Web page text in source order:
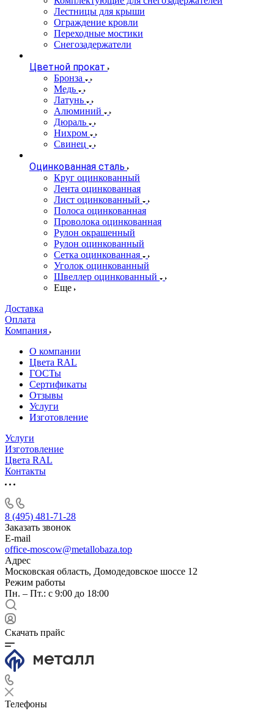
Лестницы для крыши
Ограждение кровли
Переходные мостики
Снегозадержатели
Цветной прокат
Бронза
Медь
Латунь
Алюминий
Дюраль
Нихром
Свинец
Оцинкованная сталь
Круг оцинкованный
Лента оцинкованная
Лист оцинкованный
Полоса оцинкованная
Проволока оцинкованная
Рулон окрашенный
Рулон оцинкованный
Сетка оцинкованная
Уголок оцинкованный
Швеллер оцинкованный
Еще
Доставка
Оплата
Компания
О компании
Цвета RAL
ГОСТы
Сертификаты
Отзывы
Услуги
Изготовление
Услуги
Изготовление
Цвета RAL
Контакты
8 (495) 481-71-28
Заказать звонок
E-mail
office-moscow@metallobaza.top
Адрес
Московская область, Домодедовское шоссе 12
Режим работы
Пн. – Пт.: с 9:00 до 18:00
Скачать прайс
Телефоны